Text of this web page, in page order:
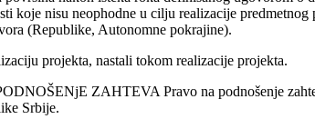
koje nisu neophodne u cilju realizacije predmetnog
(Republike, Autonomne pokrajine).
projekta, nastali tokom realizacije projekta.
ZAHTEVA Pravo na podnošenje
Srbije.